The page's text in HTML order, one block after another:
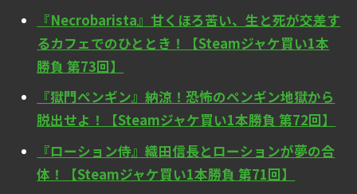
『Necrobarista』甘くほろ苦い、生と死が交差す
るカフェでのひととき！【Steamジャケ買い1本
勝負 第73回】
『獄門ペンギン』納涼！恐怖のペンギン地獄から
脱出せよ！【Steamジャケ買い1本勝負 第72回】
『ローション侍』織田信長とローションが夢の合
体！【Steamジャケ買い1本勝負 第71回】